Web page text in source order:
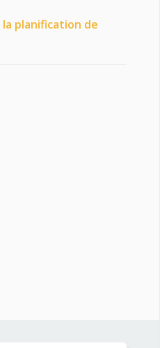
planification de